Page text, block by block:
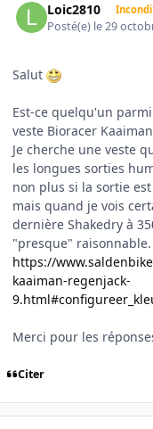
Loic2810
Posté(e) le 29
Salut
Est-ce quelqu'un
veste Bioracer
Je cherche une veste
les longues sorties
non plus si la sortie
mais quand je vois
dernière Shakedry à
"presque" raisonnable.
https://
kaaiman-regenjack-
Merci pour les
Citer